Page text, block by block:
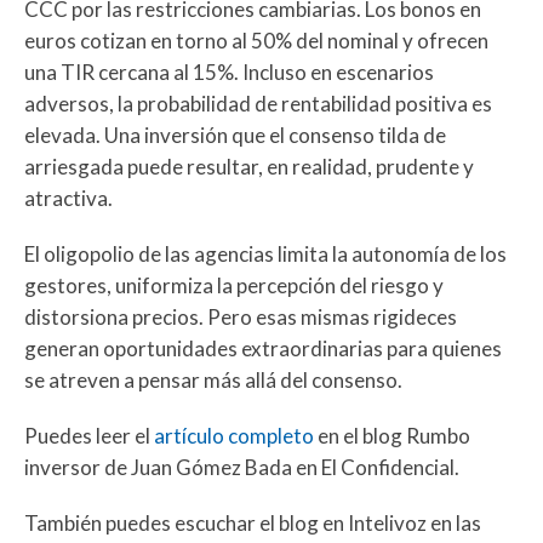
CCC por las restricciones cambiarias. Los bonos en
euros cotizan en torno al 50% del nominal y ofrecen
una TIR cercana al 15%. Incluso en escenarios
adversos, la probabilidad de rentabilidad positiva es
elevada. Una inversión que el consenso tilda de
arriesgada puede resultar, en realidad, prudente y
atractiva.
El oligopolio de las agencias limita la autonomía de los
gestores, uniformiza la percepción del riesgo y
distorsiona precios. Pero esas mismas rigideces
generan oportunidades extraordinarias para quienes
se atreven a pensar más allá del consenso.
Puedes leer el artículo completo en el blog Rumbo
inversor de Juan Gómez Bada en El Confidencial.
También puedes escuchar el blog en Intelivoz en las